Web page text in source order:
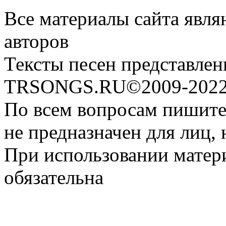
Все материалы сайта
авторов
Тексты песен
TRSONGS.RU©2009-
По всем вопросам
не предназначен для
При использовании
обязательна